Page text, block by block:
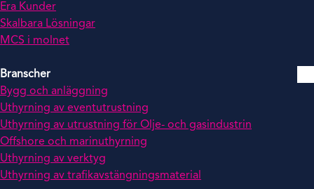
Era Kunder
Skalbara Lösningar
MCS i molnet
Branscher
Bygg och anläggning
Uthyrning av eventutrustning
Uthyrning av utrustning för Olje- och gasindustrin
Offshore och marinuthyrning
Uthyrning av verktyg
Uthyrning av trafikavstängningsmaterial